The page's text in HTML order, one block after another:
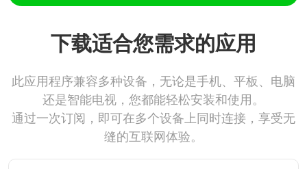
下载适合您需求的应用
此应用程序兼容多种设备，无论是手机、平板、电脑
还是智能电视，您都能轻松安装和使用。
通过一次订阅，即可在多个设备上同时连接，享受无
缝的互联网体验。